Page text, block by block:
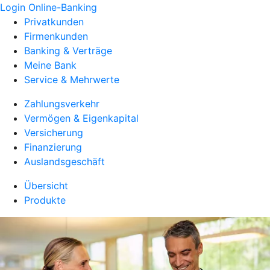
Login Online-Banking
Privatkunden
Firmenkunden
Banking & Verträge
Meine Bank
Service & Mehrwerte
Zahlungsverkehr
Vermögen & Eigenkapital
Versicherung
Finanzierung
Auslandsgeschäft
Übersicht
Produkte